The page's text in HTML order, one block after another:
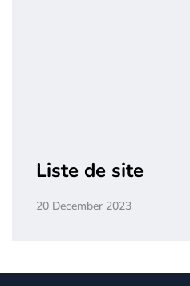
Liste de site
20 December 2023